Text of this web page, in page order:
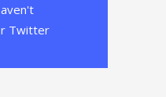
Twitter